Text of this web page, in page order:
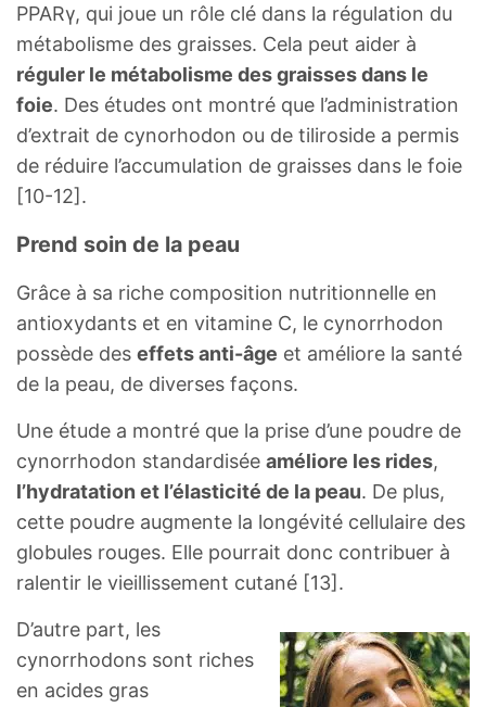
PPARγ, qui joue un rôle clé dans la régulation du
métabolisme des graisses. Cela peut aider à
réguler le métabolisme des graisses dans le
foie. Des études ont montré que l’administration
d’extrait de cynorhodon ou de tiliroside a permis
de réduire l’accumulation de graisses dans le foie
[10-12].
Prend soin de la peau
Grâce à sa riche composition nutritionnelle en
antioxydants et en vitamine C, le cynorrhodon
possède des effets anti-âge et améliore la santé
de la peau, de diverses façons.
Une étude a montré que la prise d’une poudre de
cynorrhodon standardisée améliore les rides,
l’hydratation et l’élasticité de la peau. De plus,
cette poudre augmente la longévité cellulaire des
globules rouges. Elle pourrait donc contribuer à
ralentir le vieillissement cutané [13].
D’autre part, les
cynorrhodons sont riches
en acides gras